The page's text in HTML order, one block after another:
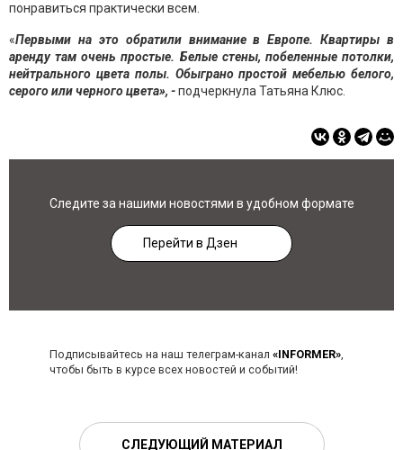
понравиться практически всем.
«Первыми на это обратили внимание в Европе. Квартиры в
аренду там очень простые. Белые стены, побеленные потолки,
нейтрального цвета полы. Обыграно простой мебелью белого,
серого или черного цвета», -подчеркнула Татьяна Клюс.
Следите за нашими новостями в удобном формате
Перейти в Дзен
Подписывайтесь на наш телеграм-канал «INFORMER»,
чтобы быть в курсе всех новостей и событий!
СЛЕДУЮЩИЙ МАТЕРИАЛ